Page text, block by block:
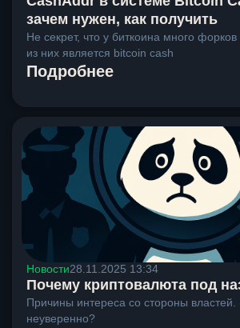
зачем нужен, как получить
Не секрет, что у биткоина много
из них является bitcoin cash
Подробнее
Новости28.11.2025 13:34
Почему криптовалюта под
Причины интереса со стороны властей.
неуверенно?